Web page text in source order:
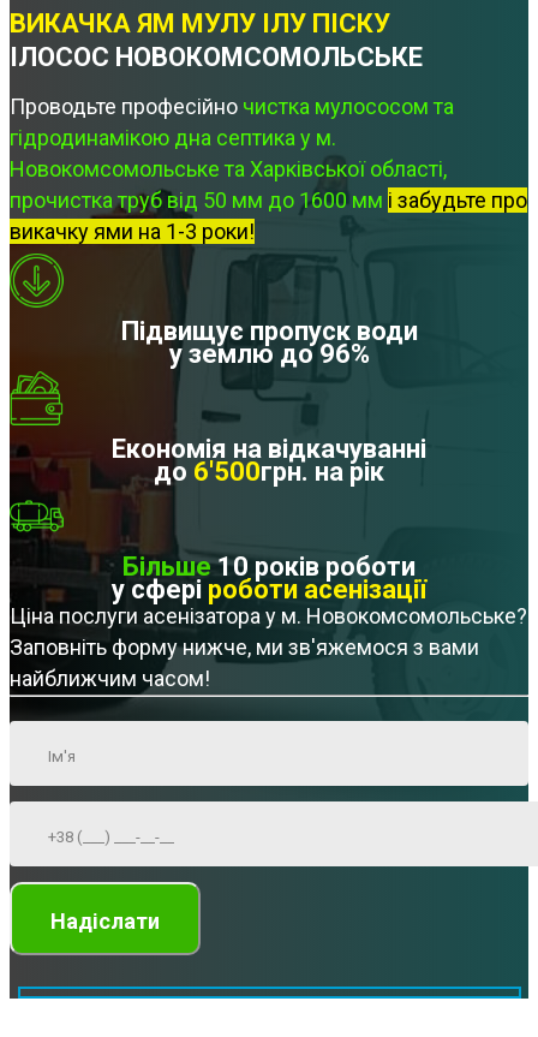
ВИКАЧКА ЯМ МУЛУ ІЛУ ПІСКУ
ІЛОСОС НОВОКОМСОМОЛЬСЬКЕ
Проводьте професійно чистка мулососом та
гідродинамікою дна септика у м.
Новокомсомольське та Харківської області,
прочистка труб від 50 мм до 1600 мм і забудьте про
викачку ями на 1-3 роки!
Підвищує пропуск води
у землю до 96%
Економія на відкачуванні
до 6'500грн. на рік
Більше10 років роботи
у сфері роботи асенізації
Ціна послуги асенізатора у м. Новокомсомольське?
Заповніть форму нижче, ми зв'яжемося з вами
найближчим часом!